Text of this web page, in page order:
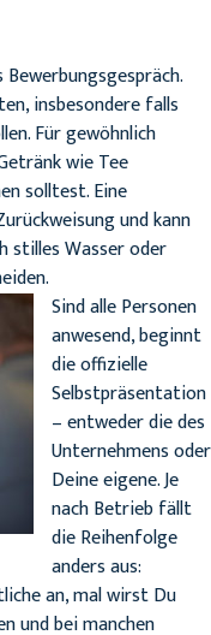
insbesondere falls
Für gewöhnlich
wie Tee
solltest. Eine
und kann
stilles Wasser oder
Sind alle Personen
anwesend, beginnt
die offizielle
Selbstpräsentation
– entweder die des
Unternehmens oder
Deine eigene. Je
nach Betrieb fällt
die Reihenfolge
anders aus:
an, mal wirst Du
und bei manchen